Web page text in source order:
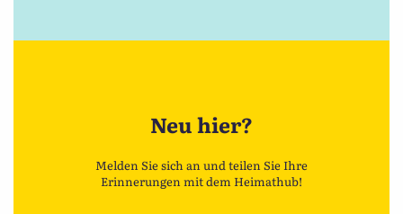
Neu hier?
Melden Sie sich an und teilen Sie Ihre
Erinnerungen mit dem Heimathub!